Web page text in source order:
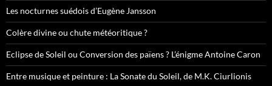
Les nocturnes suédois d’Eugène Jansson
Colère divine ou chute météoritique ?
Eclipse de Soleil ou Conversion des païens ? L’énigme Antoine Caron
Entre musique et peinture : La Sonate du Soleil, de M.K. Ciurlionis